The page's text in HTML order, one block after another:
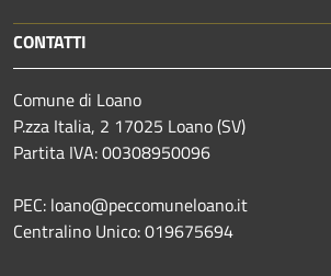
CONTATTI
Comune di Loano
P.zza Italia, 2 17025 Loano (SV)
Partita IVA: 00308950096
PEC: loano@peccomuneloano.it
Centralino Unico: 019675694